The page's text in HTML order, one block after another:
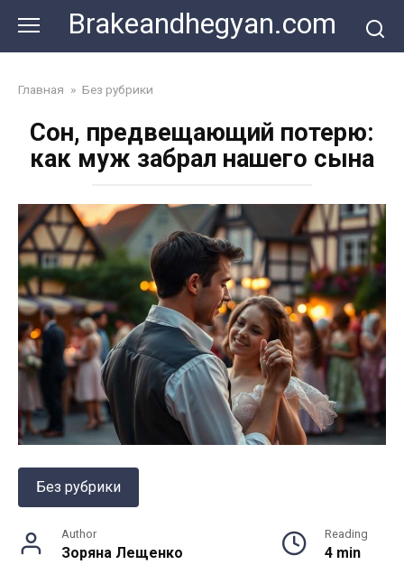
content
Brakeandhegyan.com
Главная » Без рубрики
Сон, предвещающий потерю:
как муж забрал нашего сына
Без рубрики
Author
Зоряна Лещенко
Reading
4 min